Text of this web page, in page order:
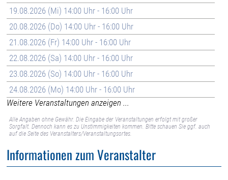
19.08.2026 (Mi) 14:00 Uhr - 16:00 Uhr
20.08.2026 (Do) 14:00 Uhr - 16:00 Uhr
21.08.2026 (Fr) 14:00 Uhr - 16:00 Uhr
22.08.2026 (Sa) 14:00 Uhr - 16:00 Uhr
23.08.2026 (So) 14:00 Uhr - 16:00 Uhr
24.08.2026 (Mo) 14:00 Uhr - 16:00 Uhr
Weitere Veranstaltungen anzeigen ...
Alle Angaben ohne Gewähr. Die Eingabe der Veranstaltungen erfolgt mit großer
Sorgfalt. Dennoch kann es zu Unstimmigkeiten kommen. Bitte schauen Sie ggf. auch
auf die Seite des Veranstalters/Veranstaltungsortes.
Informationen zum Veranstalter